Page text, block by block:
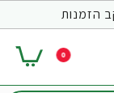
הזמנות
0